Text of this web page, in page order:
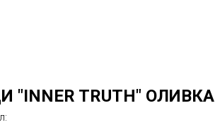
"INNER TRUTH" ОЛИВКА